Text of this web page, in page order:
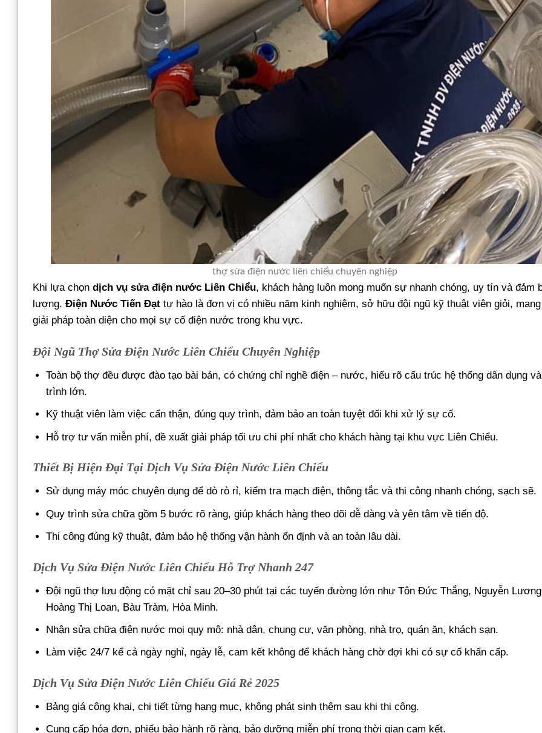
thợ sửa điện nước liên chiểu chuyên nghiệp
Khi lựa chọn dịch vụ sửa điện nước Liên Chiểu, khách hàng luôn mong muốn sự nhanh chóng, uy tín và đảm
lượng. Điện Nước Tiến Đạt tự hào là đơn vị có nhiều năm kinh nghiệm, sở hữu đội ngũ kỹ thuật viên giỏi,
giải pháp toàn diện cho mọi sự cố điện nước trong khu vực.
Đội Ngũ Thợ Sửa Điện Nước Liên Chiểu Chuyên Nghiệp
Toàn bộ thợ đều được đào tạo bài bản, có chứng chỉ nghề điện – nước, hiểu rõ cấu trúc hệ thống dân dụng
trình lớn.
Kỹ thuật viên làm việc cẩn thận, đúng quy trình, đảm bảo an toàn tuyệt đối khi xử lý sự cố.
Hỗ trợ tư vấn miễn phí, đề xuất giải pháp tối ưu chi phí nhất cho khách hàng tại khu vực Liên Chiểu.
Thiết Bị Hiện Đại Tại Dịch Vụ Sửa Điện Nước Liên Chiểu
Sử dụng máy móc chuyên dụng để dò rò rỉ, kiểm tra mạch điện, thông tắc và thi công nhanh chóng, sạch sẽ.
Quy trình sửa chữa gồm 5 bước rõ ràng, giúp khách hàng theo dõi dễ dàng và yên tâm về tiến độ.
Thi công đúng kỹ thuật, đảm bảo hệ thống vận hành ổn định và an toàn lâu dài.
Dịch Vụ Sửa Điện Nước Liên Chiểu Hỗ Trợ Nhanh 247
Đội ngũ thợ lưu động có mặt chỉ sau 20–30 phút tại các tuyến đường lớn như Tôn Đức Thắng, Nguyễn
Hoàng Thị Loan, Bàu Tràm, Hòa Minh.
Nhận sửa chữa điện nước mọi quy mô: nhà dân, chung cư, văn phòng, nhà trọ, quán ăn, khách sạn.
Làm việc 24/7 kể cả ngày nghỉ, ngày lễ, cam kết không để khách hàng chờ đợi khi có sự cố khẩn cấp.
Dịch Vụ Sửa Điện Nước Liên Chiểu Giá Rẻ 2025
Bảng giá công khai, chi tiết từng hạng mục, không phát sinh thêm sau khi thi công.
Cung cấp hóa đơn, phiếu bảo hành rõ ràng, bảo dưỡng miễn phí trong thời gian cam kết.